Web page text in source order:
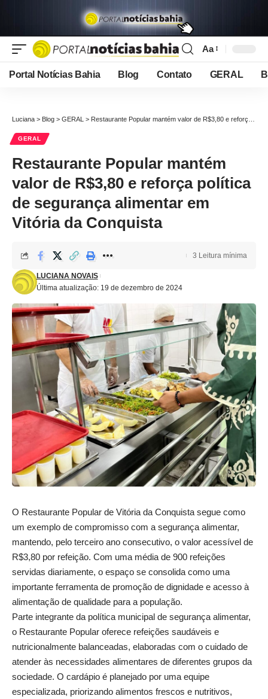
Font
Resizer
Aa
Portal Notícias Bahia Blog Contato GERAL
Luciana > Blog > GERAL > Restaurante Popular mantém valor de R$3,80 e reforça política de segurança alimentar em Vitória da Conquista
GERAL
Restaurante Popular mantém
valor de R$3,80 e reforça política
de segurança alimentar em
Vitória da Conquista
Última atualização: 19 de dezembro de 2024
LUCIANA NOVAIS
3 Leitura mínima
O Restaurante Popular de Vitória da Conquista segue como
um exemplo de compromisso com a segurança alimentar,
mantendo, pelo terceiro ano consecutivo, o valor acessível de
R$3,80 por refeição. Com uma média de 900 refeições
servidas diariamente, o espaço se consolida como uma
importante ferramenta de promoção de dignidade e acesso à
alimentação de qualidade para a população.
Parte integrante da política municipal de segurança alimentar,
o Restaurante Popular oferece refeições saudáveis e
nutricionalmente balanceadas, elaboradas com o cuidado de
atender às necessidades alimentares de diferentes grupos da
sociedade. O cardápio é planejado por uma equipe
especializada, priorizando alimentos frescos e nutritivos,